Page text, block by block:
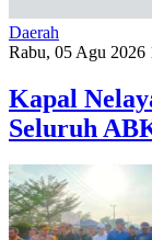
Daerah
Rabu, 05 Agu 2026
Kapal
Seluruh